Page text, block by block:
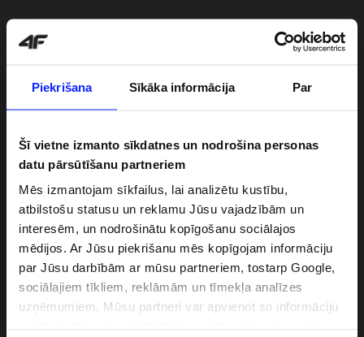
Piekrišana Sīkāka informācija Par
Šī vietne izmanto sīkdatnes un nodrošina personas
datu pārsūtīšanu partneriem
Mēs izmantojam sīkfailus, lai analizētu kustību,
atbilstošu statusu un reklamu Jūsu vajadzībām un
interesēm, un nodrošinātu kopīgošanu sociālajos
mēdijos. Ar Jūsu piekrišanu mēs kopīgojam informāciju
par Jūsu darbībām ar mūsu partneriem, tostarp Google,
sociālajiem tīkliem, reklāmām un tīmekļa analīzes
uzņēmumiem. Mūsu partneri var apvienot so informāciju